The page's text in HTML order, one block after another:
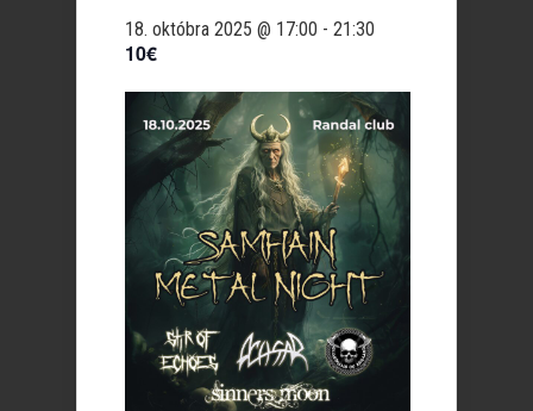
18. októbra 2025 @ 17:00 - 21:30
10€